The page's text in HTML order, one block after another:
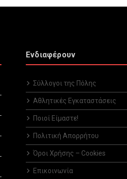
Ενδιαφέρουν
Σύλλογοι της Πόλης
Αθλητικές Εγκαταστάσεις
Ποιοί Είμαστε!
Πολιτική Απορρήτου
Όροι Χρήσης – Cookies
Επικοινωνία